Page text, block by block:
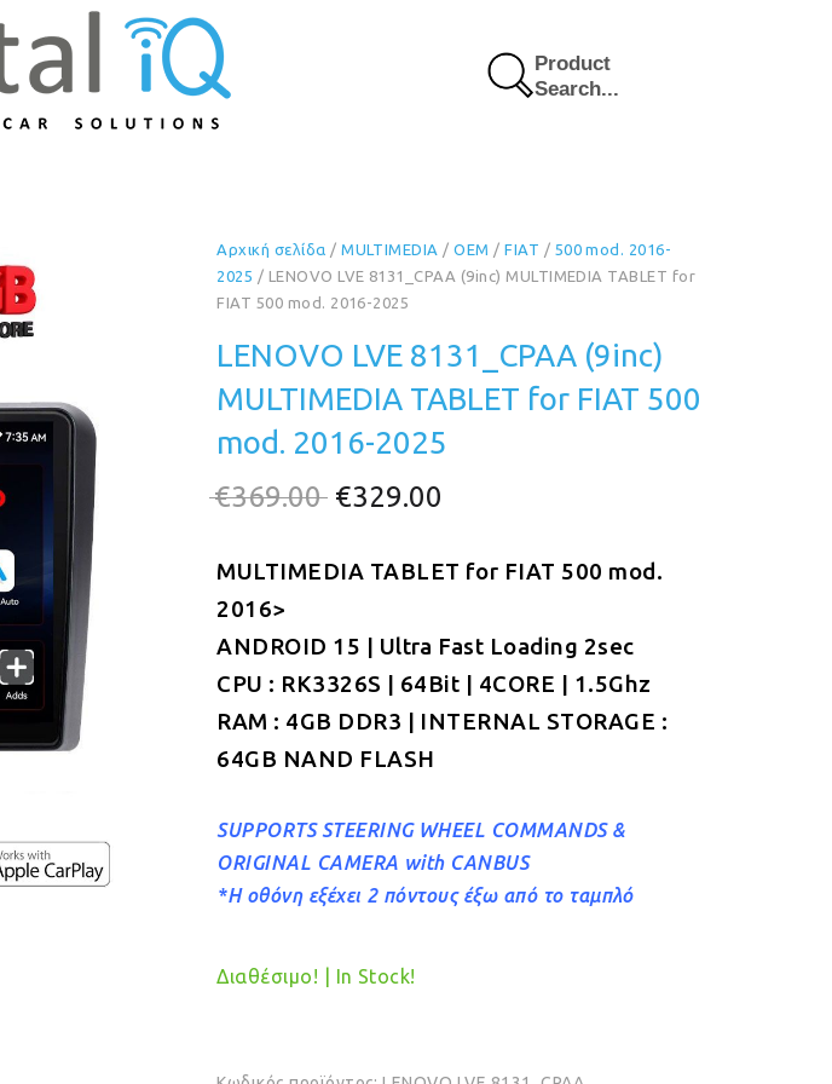
Product
Search...
Αρχική σελίδα /MULTIMEDIA /OEM /FIAT / 500 mod. 2016-
2025 / LENOVO LVE 8131_CPAA (9inc) MULTIMEDIA TABLET for
FIAT 500 mod. 2016-2025
LENOVO LVE 8131_CPAA (9inc)
MULTIMEDIA TABLET for FIAT 500
mod. 2016-2025
€369.00 Original
was:
€329.00
τιμή
€329.00.
MULTIMEDIA TABLET for FIAT 500 mod.
2016>
ANDROID 15 | Ultra Fast Loading 2sec
CPU : RK3326S | 64Bit | 4CORE | 1.5Ghz
RAM : 4GB DDR3 | INTERNAL STORAGE :
64GB NAND FLASH
SUPPORTS STEERING WHEEL COMMANDS &
ORIGINAL CAMERA with CANBUS
*Η οθόνη εξέχει 2 πόντους έξω από το ταμπλό
Διαθέσιμο! | In Stock!